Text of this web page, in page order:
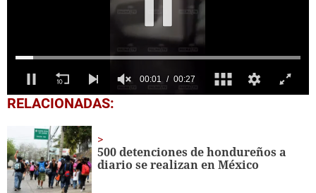
0
seconds
seconds
RELACIONADAS:
500 detenciones de hondureños a
diario se realizan en México